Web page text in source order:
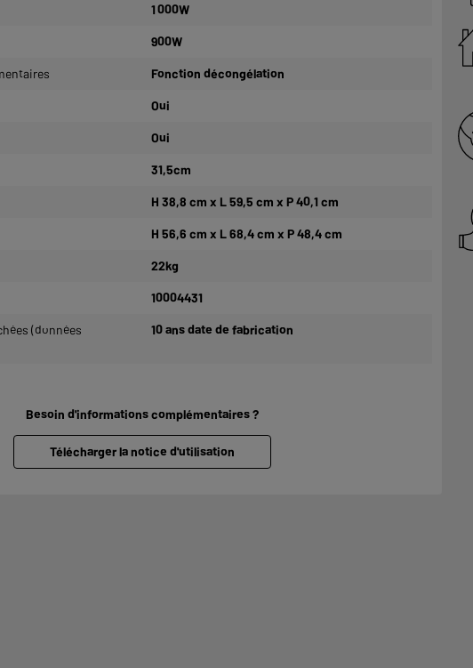
1 000W
900W
Fonction décongélation
Oui
Oui
31,5cm
H 38,8 cm x L 59,5 cm x P 40,1 cm
H 56,6 cm x L 68,4 cm x P 48,4 cm
22kg
10004431
(données
10 ans date de fabrication
Besoin d'informations complémentaires ?
Télécharger la notice d'utilisation